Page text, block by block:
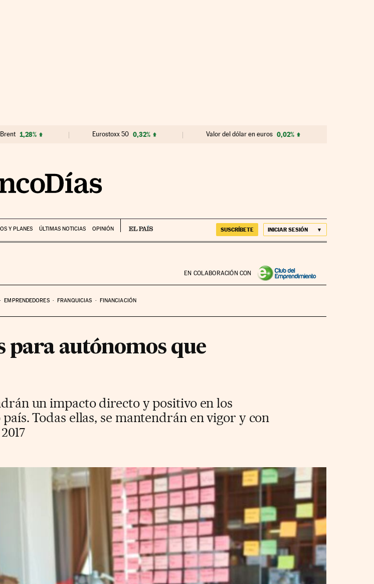
1,28% Eurostoxx 50 0,32% Valor del dólar en euros 0,02%
Y PLANES ÚLTIMAS NOTICIAS OPINIÓN SUSCRÍBETE INICIAR SESIÓN
EN COLABORACIÓN CON
EMPRENDEDORES FRANQUICIAS FINANCIACIÓN
para autónomos que
un impacto directo y positivo en los
Todas ellas, se mantendrán en vigor y con